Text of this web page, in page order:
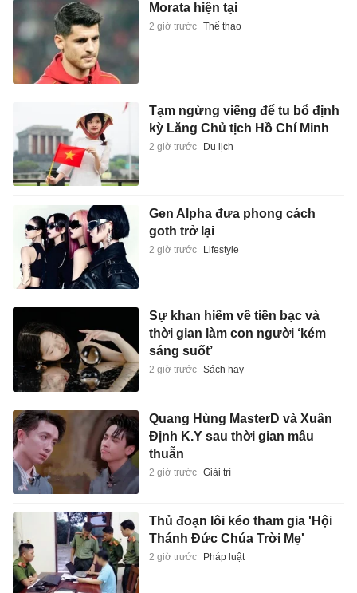
Morata hiện tại
2 giờ trước Thể thao
Tạm ngừng viếng để tu bổ định
kỳ Lăng Chủ tịch Hồ Chí Minh
2 giờ trước Du lịch
Gen Alpha đưa phong cách
goth trở lại
2 giờ trước Lifestyle
Sự khan hiếm về tiền bạc và
thời gian làm con người ‘kém
sáng suốt’
2 giờ trước Sách hay
Quang Hùng MasterD và Xuân
Định K.Y sau thời gian mâu
thuẫn
2 giờ trước Giải trí
Thủ đoạn lôi kéo tham gia 'Hội
Thánh Đức Chúa Trời Mẹ'
2 giờ trước Pháp luật